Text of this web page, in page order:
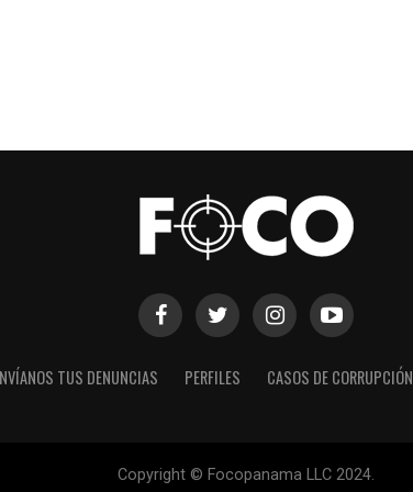
TUS DENUNCIAS PERFILES CASOS DE CORRUPCIÓN
Copyright © Focopanama LLC 2024.